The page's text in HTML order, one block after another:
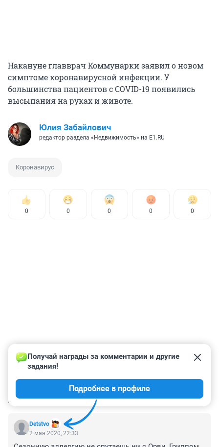
Накануне главврач Коммунарки заявил о новом
симптоме коронавирусной инфекции. У
большинства пациентов с COVID-19 появились
высыпания на руках и животе.
Юлия Забайлович
редактор раздела «Недвижимость» на E1.RU
Коронавирус
0 0 0 0 0
КОММЕНТАРИИ 6
Detstvo
Получай награды за комментарии и другие
задания!
Подробнее в профиле
2 мая 2020, 22:33